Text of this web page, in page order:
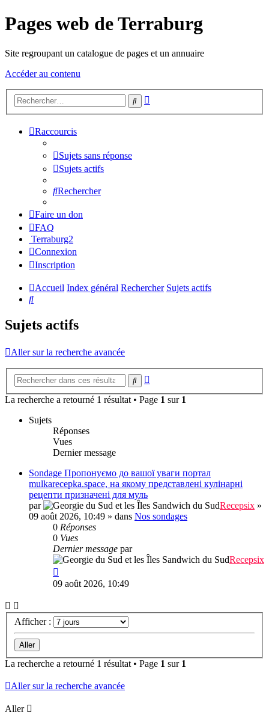
Pages web de Terraburg
Site regroupant un catalogue de pages et un annuaire
Accéder au contenu
Rechercher
Raccourcis
Sujets sans réponse
Sujets actifs
Rechercher
Faire un don
FAQ
Terraburg2
Connexion
Inscription
Accueil Index général Rechercher Sujets actifs
Rechercher
Sujets actifs
Aller sur la recherche avancée
Rechercher
La recherche a retourné 1 résultat • Page 1 sur 1
Sujets
Réponses
Vues
Dernier message
Sondage Пропонуємо до вашої уваги портал
mulkarecepka.space, на якому представлені кулінарні
рецепти призначені для муль
par
Recepsix »
09 août 2026, 10:49 » dans Nos sondages
0 Réponses
0 Vues
Dernier message par
Recepsix
09 août 2026, 10:49
Afficher :
La recherche a retourné 1 résultat • Page 1 sur 1
Aller sur la recherche avancée
Aller